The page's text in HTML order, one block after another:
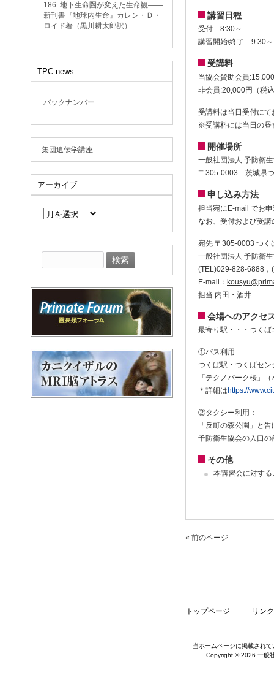
講習日程
受付 8:30～
講習開始/終了 9:30
受講料
当協会賛助会員
非会員:20,000円（税
受講料は当日受付に
※受講料には当日の昼
開催場所
一般社団法人 予防衛
〒305-0003 茨城県
申し込み方法
担当宛にE-mail でお
なお、受付および受
宛先 〒305-0003 つく
一般社団法人 予防衛
(TEL)029-828-6888，
E-mail：
担当 内田・酒井
会場へのアクセ
最寄り駅・・・つく
①バス利用
つくば駅・つくばセ
「テクノパーク桜」
＊詳細はhttps://
②タクシー利用：
「反町の森公園」と
予防衛生協会の入口
その他
本講習会に対す
« 前のページ
186. 地下生命圏が変えた生命観——
新刊書『地球内生命』カレン・Ｄ・
ロイド著（黒川耕太郎訳）
TPC news
バックナンバー
集団遺伝学講座
アーカイブ
イ
ブ
索:
トップページ リンク
当ホームページに掲載され
Copyright © 2026 一般